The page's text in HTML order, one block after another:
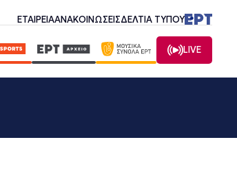
ΕΤΑΙΡΕΙΑΑΝΑΚΟΙΝΩΣΕΙΣΔΕΛΤΙΑ ΤΥΠΟΥ
LIVE